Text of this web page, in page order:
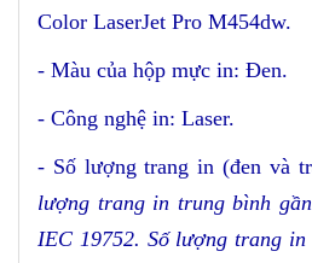
Color LaserJet Pro M454dw.
- Màu của hộp mực in: Đen.
- Công nghệ in: Laser.
- Số lượng trangin(đen và
lượng trang in trung bình
IEC 19752. Số lượng trang in